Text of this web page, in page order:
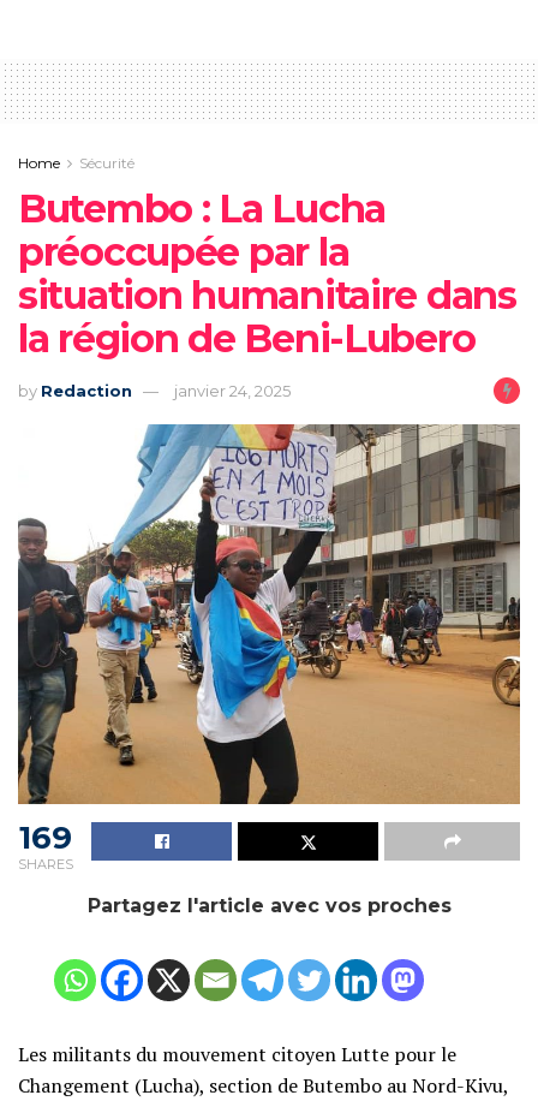
Home Sécurité
Butembo : La Lucha
préoccupée par la
situation humanitaire dans
la région de Beni-Lubero
by Redaction janvier 24, 2025
169
SHARES
Partagez l'article avec vos proches
Les militants du mouvement citoyen Lutte pour le
Changement (Lucha), section de Butembo au Nord-Kivu,